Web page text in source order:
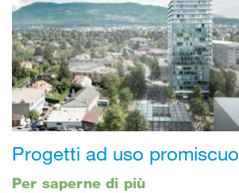
Progetti ad uso promiscuo
Per saperne di più